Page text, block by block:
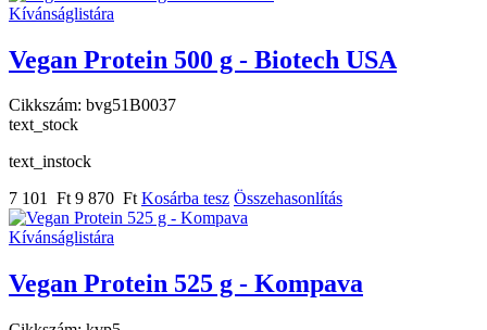
Kívánságlistára
Vegan Protein 500 g - Biotech USA
Cikkszám: bvg51B0037
text_stock
text_instock
7 101 Ft 9 870 Ft Kosárba tesz Összehasonlítás
Kívánságlistára
Vegan Protein 525 g - Kompava